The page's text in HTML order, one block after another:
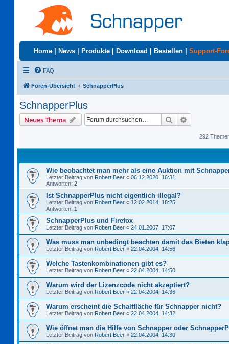
Home News Produkte Download Bestellen Support-
FAQ
Foren-Übersicht SchnapperPlus
SchnapperPlus
Neues Thema Suche
292
Wie beobachtet man mehr als eine Auktion mit
Letzter Beitrag von Robert Beer « 06.12.2020, 16:31
Antworten: 2
Ist SchnapperPlus nicht eigentlich illegal?
Letzter Beitrag von Robert Beer « 12.02.2014, 18:25
Antworten: 1
SchnapperPlus und Firefox
Letzter Beitrag von Robert Beer « 24.01.2007, 17:07
Was muss man unbedingt beachten damit das Bieten
Letzter Beitrag von Robert Beer « 22.04.2004, 14:56
Welche Tastenkombinationen gibt es?
Letzter Beitrag von Robert Beer « 22.04.2004, 14:50
Warum wird der Lizenzcode nicht akzeptiert?
Letzter Beitrag von Robert Beer « 22.04.2004, 14:36
Warum erscheint die Schaltfläche für Schnapper nicht?
Letzter Beitrag von Robert Beer « 22.04.2004, 14:32
Wie öffnet man die Hilfe von Schnapper oder
Letzter Beitrag von Robert Beer « 22.04.2004, 14:30